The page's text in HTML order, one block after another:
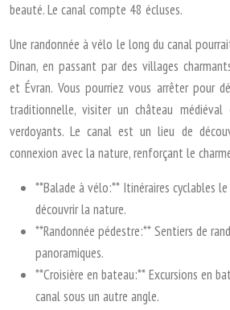
beauté. Le canal compte 48 écluses.
Une randonnée à vélo le long du canal
Dinan, en passant par des villages
et Évran. Vous pourriez vous arrêter pour
traditionnelle, visiter un château médiéval
verdoyants. Le canal est un lieu de
connexion avec la nature, renforçant le
**Balade à vélo:** Itinéraires cyclables
découvrir la nature.
**Randonnée pédestre:** Sentiers de
panoramiques.
**Croisière en bateau:** Excursions en
canal sous un autre angle.